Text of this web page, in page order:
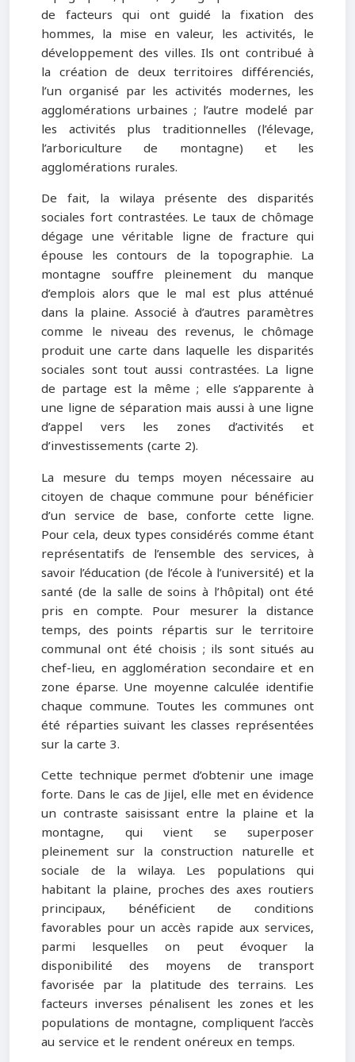
de facteurs qui ont guidé la fixation des
hommes, la mise en valeur, les activités, le
développement des villes. Ils ont contribué à
la création de deux territoires différenciés,
l’un organisé par les activités modernes, les
agglomérations urbaines ; l’autre modelé par
les activités plus traditionnelles (l’élevage,
l’arboriculture de montagne) et les
agglomérations rurales.
De fait, la wilaya présente des disparités
sociales fort contrastées. Le taux de chômage
dégage une véritable ligne de fracture qui
épouse les contours de la topographie. La
montagne souffre pleinement du manque
d’emplois alors que le mal est plus atténué
dans la plaine. Associé à d’autres paramètres
comme le niveau des revenus, le chômage
produit une carte dans laquelle les disparités
sociales sont tout aussi contrastées. La ligne
de partage est la même ; elle s’apparente à
une ligne de séparation mais aussi à une ligne
d’appel vers les zones d’activités et
d’investissements (carte 2).
La mesure du temps moyen nécessaire au
citoyen de chaque commune pour bénéficier
d’un service de base, conforte cette ligne.
Pour cela, deux types considérés comme étant
représentatifs de l’ensemble des services, à
savoir l’éducation (de l’école à l’université) et la
santé (de la salle de soins à l’hôpital) ont été
pris en compte. Pour mesurer la distance
temps, des points répartis sur le territoire
communal ont été choisis ; ils sont situés au
chef-lieu, en agglomération secondaire et en
zone éparse. Une moyenne calculée identifie
chaque commune. Toutes les communes ont
été réparties suivant les classes représentées
sur la carte 3.
Cette technique permet d’obtenir une image
forte. Dans le cas de Jijel, elle met en évidence
un contraste saisissant entre la plaine et la
montagne, qui vient se superposer
pleinement sur la construction naturelle et
sociale de la wilaya. Les populations qui
habitant la plaine, proches des axes routiers
principaux, bénéficient de conditions
favorables pour un accès rapide aux services,
parmi lesquelles on peut évoquer la
disponibilité des moyens de transport
favorisée par la platitude des terrains. Les
facteurs inverses pénalisent les zones et les
populations de montagne, compliquent l’accès
au service et le rendent onéreux en temps.